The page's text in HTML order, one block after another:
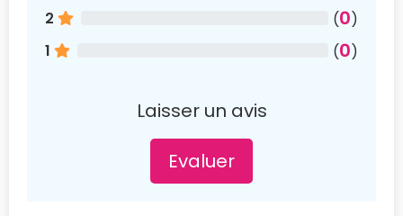
2
(0)
1
(0)
Laisser un avis
Evaluer